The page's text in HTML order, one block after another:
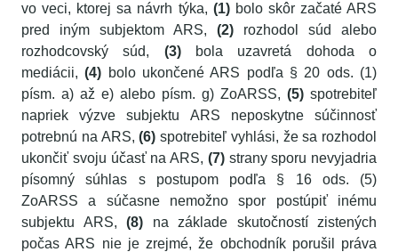
vo veci, ktorej sa návrh týka, (1)bolo skôr začaté ARS
pred iným subjektom ARS, (2) rozhodol súd alebo
rozhodcovský súd, (3)bola uzavretá dohoda o
mediácii,(4) bolo ukončené ARS podľa § 20 ods. (1)
písm. a) až e) alebo písm. g) ZoARSS, (5) spotrebiteľ
napriek výzve subjektu ARS neposkytne súčinnosť
potrebnú na ARS,(6) spotrebiteľ vyhlási, že sa rozhodol
ukončiť svoju účasť na ARS, (7) strany sporu nevyjadria
písomný súhlas s postupom podľa § 16 ods. (5)
ZoARSS a súčasne nemožno spor postúpiť inému
subjektu ARS, (8) na základe skutočností zistených
počas ARS nie je zrejmé, že obchodník porušil práva